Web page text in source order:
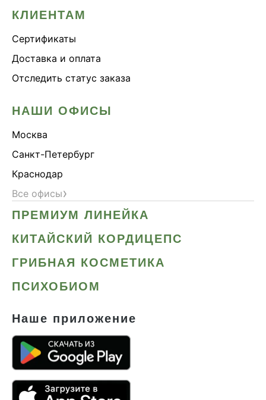
КЛИЕНТАМ
Сертификаты
Доставка и оплата
Отследить статус заказа
НАШИ ОФИСЫ
Москва
Санкт-Петербург
Краснодар
Все офисы›
ПРЕМИУМ ЛИНЕЙКА
КИТАЙСКИЙ КОРДИЦЕПС
ГРИБНАЯ КОСМЕТИКА
ПСИХОБИОМ
Наше приложение